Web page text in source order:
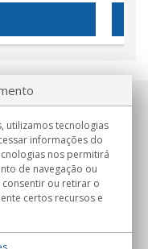
utilizamos tecnologias
informações do
nos permitirá
de navegação ou
ou retirar o
certos recursos e